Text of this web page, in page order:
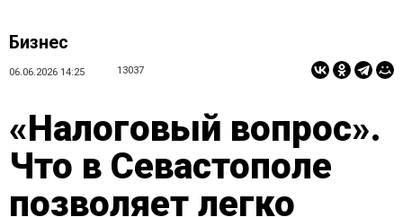
Бизнес
06.06.2026 14:25 13037
«Налоговый вопрос».
Что в Севастополе
позволяет легко